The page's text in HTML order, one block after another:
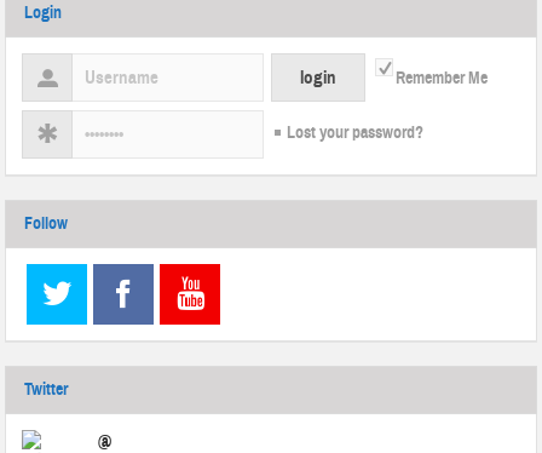
Login
Remember Me
Lost your password?
Follow
Twitter
@